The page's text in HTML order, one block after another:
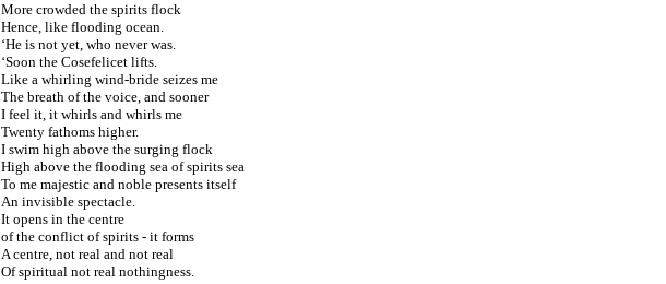
More crowded the spirits flock
Hence, like flooding ocean.
‘He is not yet, who never was.
‘Soon the Cosefelicet lifts.
Like a whirling wind-bride seizes me
The breath of the voice, and sooner
I feel it, it whirls and whirls me
Twenty fathoms higher.
I swim high above the surging flock
High above the flooding sea of spirits sea
To me majestic and noble presents itself
An invisible spectacle.
It opens in the centre
of the conflict of spirits - it forms
A centre, not real and not real
Of spiritual not real nothingness.